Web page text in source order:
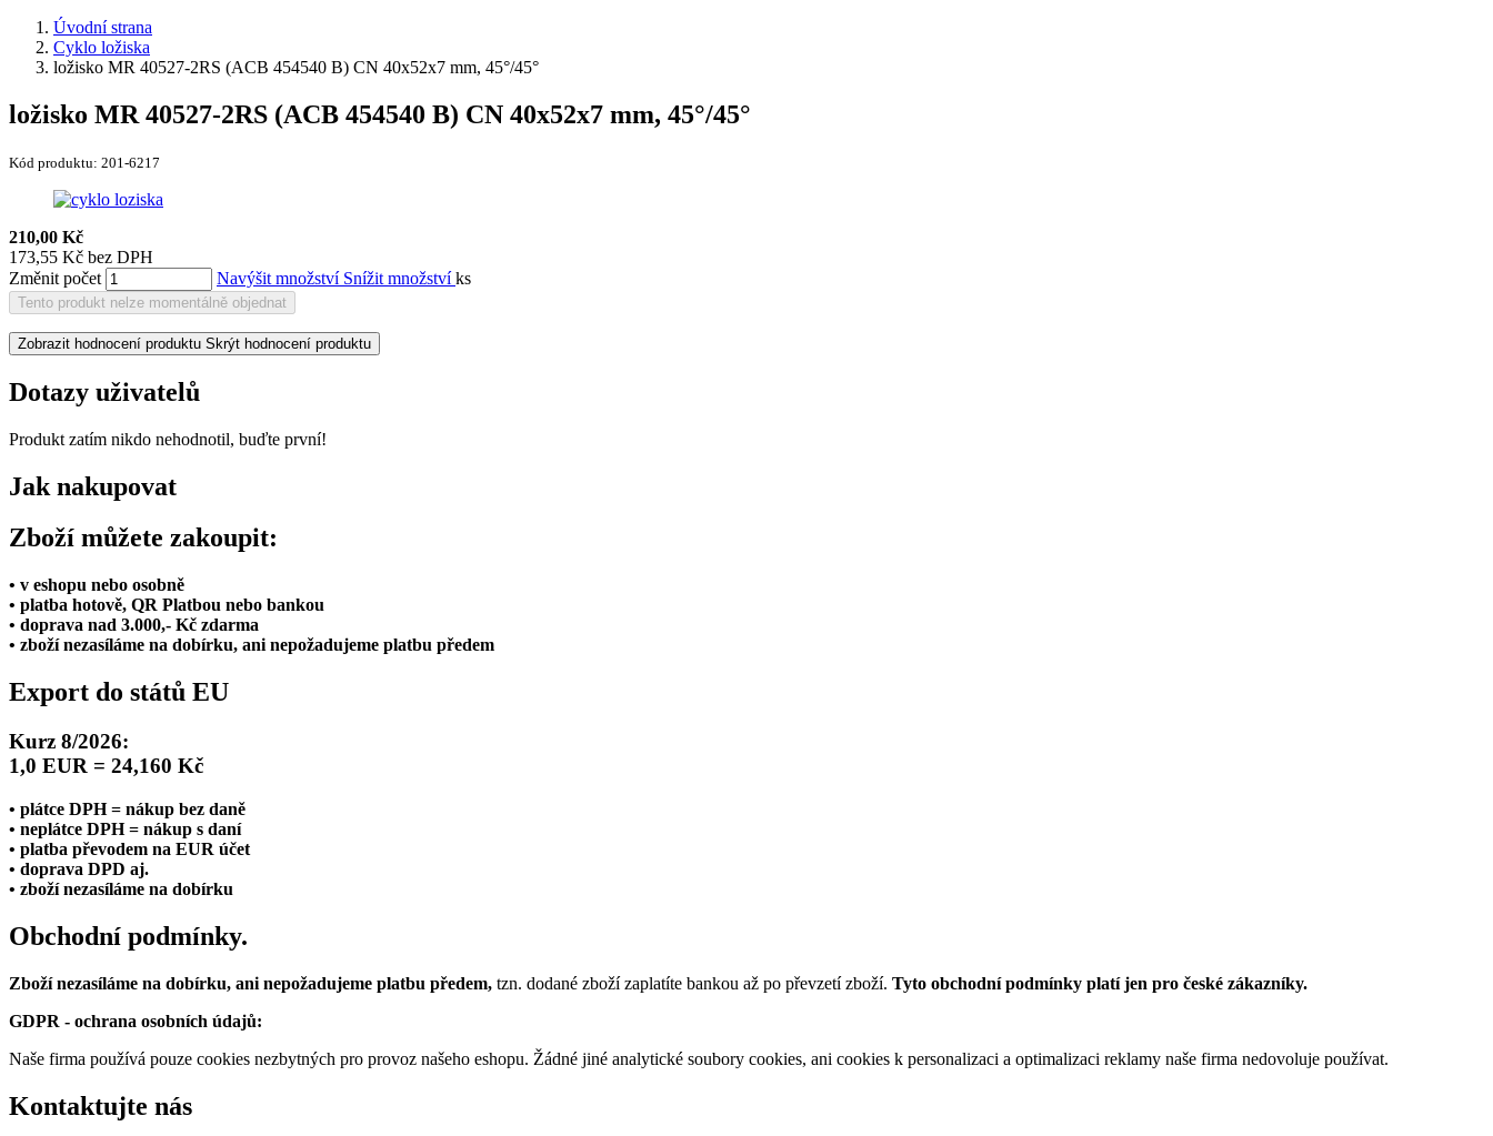
Úvodní strana
Cyklo ložiska
ložisko MR 40527-2RS (ACB 454540 B) CN 40x52x7 mm, 45°/45°
ložisko MR 40527-2RS (ACB 454540 B) CN 40x52x7 mm, 45°/45°
Kód produktu: 201-6217
210,00 Kč
173,55 Kč bez DPH
Změnit počet
Navýšit množství Snížit množstvíks
Tento produkt nelze momentálně objednat
Zobrazit hodnocení produktu Skrýt hodnocení produktu
Dotazy uživatelů
Produkt zatím nikdo nehodnotil, buďte první!
Jak nakupovat
Zboží můžete zakoupit:
• v eshopu nebo osobně
• platba hotově, QR Platbou nebo bankou
• doprava nad 3.000,- Kč zdarma
• zboží nezasíláme na dobírku, ani nepožadujeme platbu předem
Export do států EU
Kurz 8/2026:
1,0 EUR = 24,160 Kč
• plátce DPH = nákup bez daně
• neplátce DPH = nákup s daní
• platba převodem na EUR účet
• doprava DPD aj.
• zboží nezasíláme na dobírku
Obchodní podmínky.
Zboží nezasíláme na dobírku, ani nepožadujeme platbu předem, tzn. dodané zboží zaplatíte bankou až po převzetí zboží. Tyto obchodní podmínky platí jen pro české zákazníky.
GDPR - ochrana osobních údajů:
Naše firma používá pouze cookies nezbytných pro provoz našeho eshopu. Žádné jiné analytické soubory cookies, ani cookies k personalizaci a optimalizaci reklamy naše firma nedovoluje používat.
Kontaktujte nás